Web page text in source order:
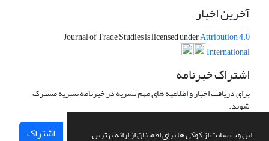
این وب سایت از کوکی ها برای اطمینان از ارائه بهترین
آخرین اخبار
Journal of Trade Studies is licensed underAttribution 4.0
International
اشتراک خبرنامه
برای دریافت اخبار و اطلاعیه های مهم نشریه در خبرنامه نشریه مشترک
شوید.
اشتراک